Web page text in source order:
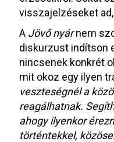
visszajelzéseket
A Jövő nyárnem
diskurzust indítson
nincsenek konkrét
mit okoz egy ilyen
veszteségnél a
reagálhatnak.
ahogy ilyenkor
történtekkel,